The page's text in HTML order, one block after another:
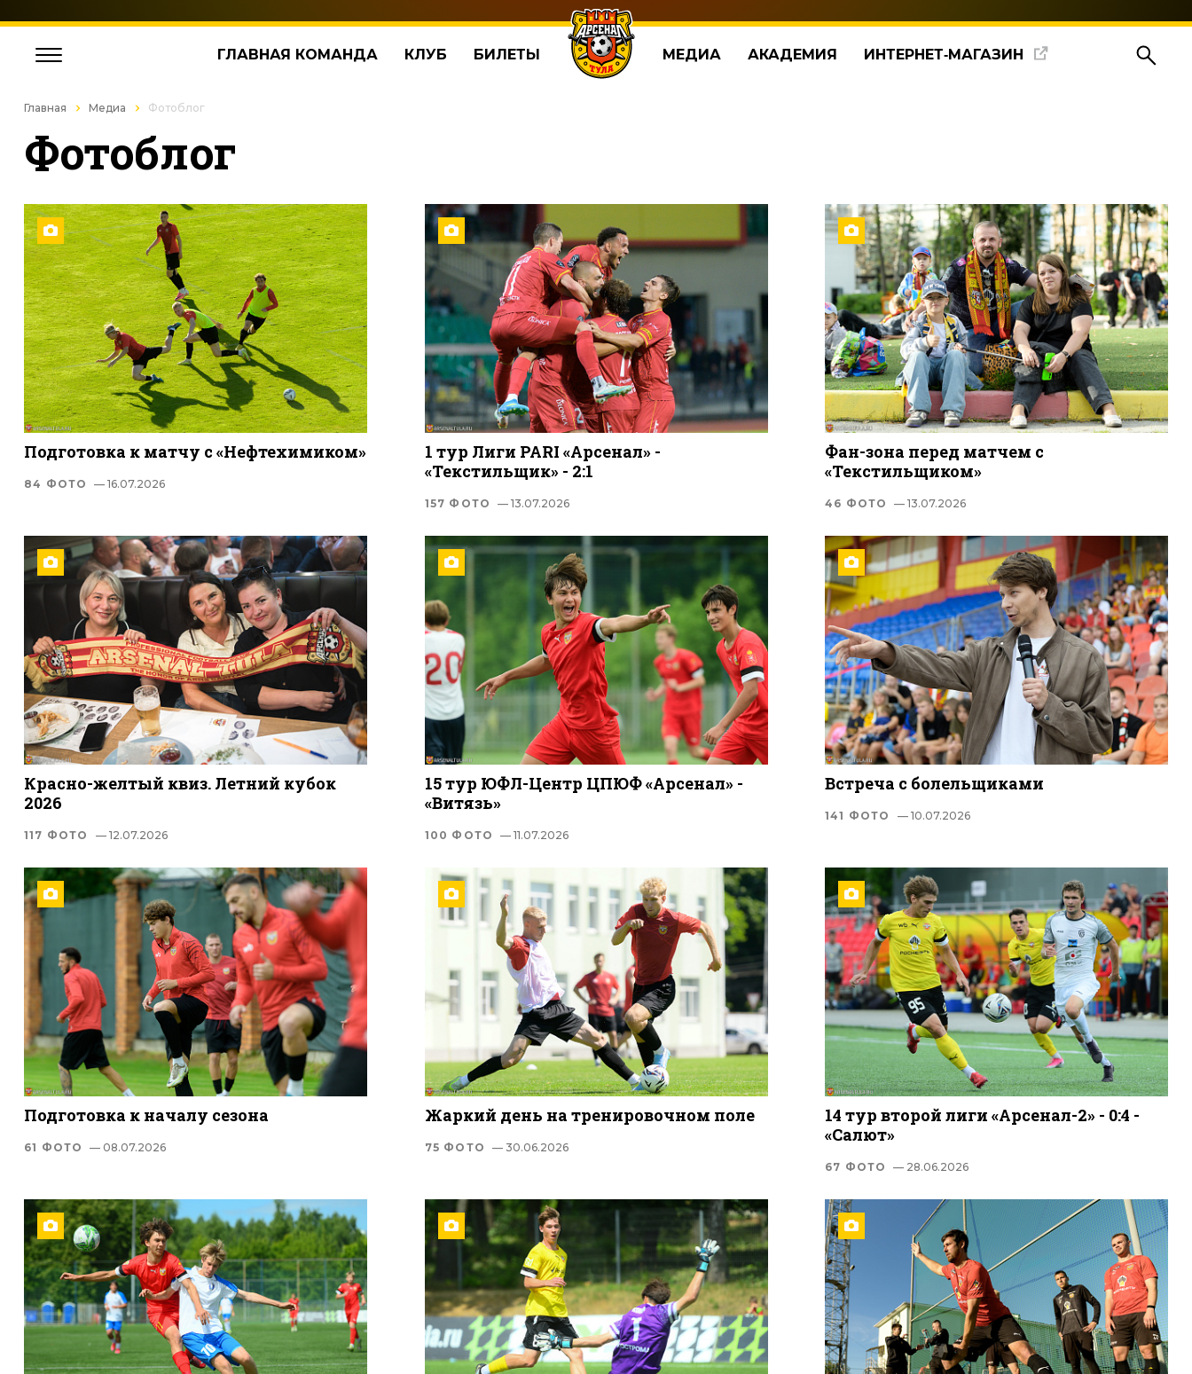
ГЛАВНАЯ КОМАНДА КЛУБ БИЛЕТЫ МЕДИА АКАДЕМИЯ ИНТЕРНЕТ‑МАГАЗИН
Главная Медиа Фотоблог
Фотоблог
Подготовка к матчу с «Нефтехимиком»
84 ФОТО — 16.07.2026
1 тур Лиги PARI «Арсенал» -
«Текстильщик» - 2:1
157 ФОТО — 13.07.2026
Фан-зона перед матчем с
«Текстильщиком»
46 ФОТО — 13.07.2026
Красно-желтый квиз. Летний кубок
2026
117 ФОТО — 12.07.2026
15 тур ЮФЛ-Центр ЦПЮФ «Арсенал» -
«Витязь»
100 ФОТО — 11.07.2026
Встреча с болельщиками
141 ФОТО — 10.07.2026
Подготовка к началу сезона
61 ФОТО — 08.07.2026
Жаркий день на тренировочном поле
75 ФОТО — 30.06.2026
14 тур второй лиги «Арсенал-2» - 0:4 -
«Салют»
67 ФОТО — 28.06.2026